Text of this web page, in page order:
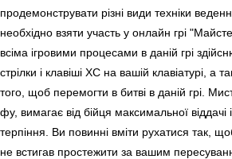
продемонструвати різні види техніки
необхідно взяти участь у онлайн грі
всіма ігровими процесами в даній грі
стрілки і клавіші ХС на вашій клавіатурі, а
того, щоб перемогти в битві в даній грі.
фу, вимагає від бійця максимальної віддачі
терпіння. Ви повинні вміти рухатися так,
не встигав простежити за вашим